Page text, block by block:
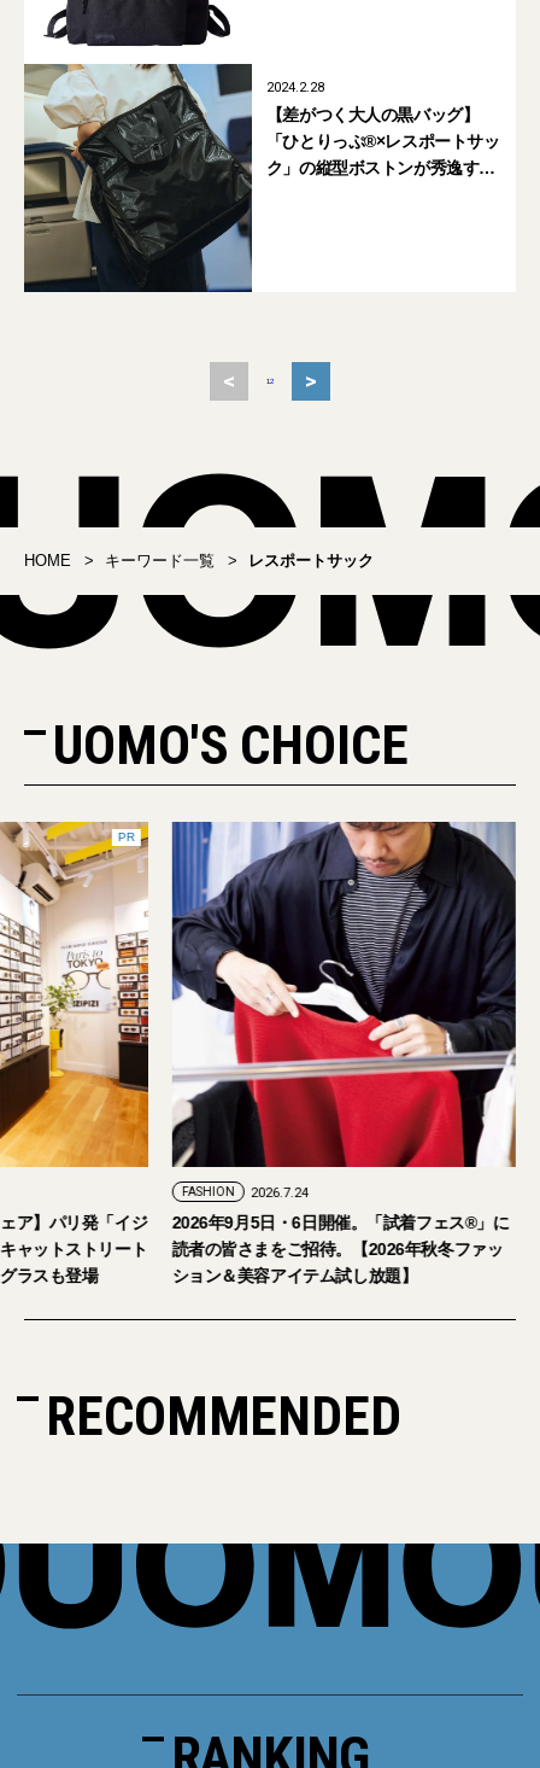
2024.2.28
【差がつく大人の黒バッグ】
「ひとりっぷ®︎×レスポートサッ
ク」の縦型ボストンが秀逸すぎ
< 12 >
HOME キーワード一覧 レスポートサック
UOMO'S CHOICE
PR
ア】パリ発「イジ
ャットストリート
ラスも登場
FASHION 2026.7.24
2026年9月5日・6日開催。「試着フェス®︎」に
読者の皆さまをご招待。【2026年秋冬ファッ
ション＆美容アイテム試し放題】
RECOMMENDED